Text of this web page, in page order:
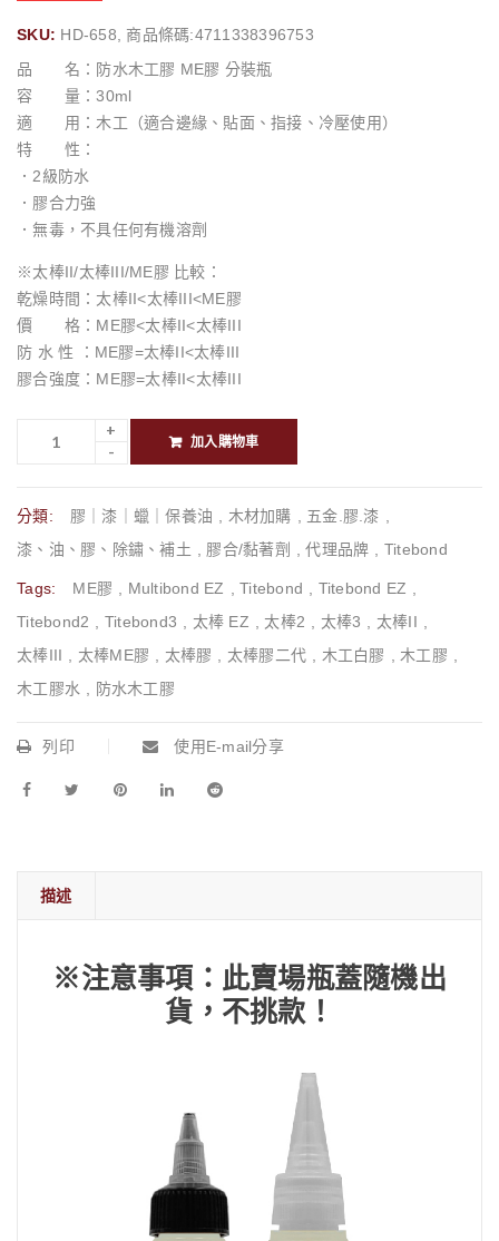
SKU: HD-658, 商品條碼:4711338396753
品 名：防水木工膠 ME膠 分裝瓶
容 量：30ml
適 用：木工（適合邊緣、貼面、指接、冷壓使用）
特 性：
．2級防水
．膠合力強
．無毒，不具任何有機溶劑
※太棒II/太棒III/ME膠 比較：
乾燥時間：太棒II<太棒III<ME膠
價 格：ME膠<太棒II<太棒III
防 水 性 ：ME膠=太棒II<太棒III
膠合強度：ME膠=太棒II<太棒III
加入購物車
分類: 膠｜漆｜蠟｜保養油 木材加購 五金.膠.漆
漆、油、膠、除鏽、補土
膠合/黏著劑 ,代理品牌 Titebond
Tags: ME膠 Multibond EZ Titebond Titebond EZ
Titebond2
Titebond3 太棒 EZ 太棒2 太棒3 太棒II
太棒III
太棒ME膠 太棒膠 太棒膠二代 木工白膠 木工膠
木工膠水
防水木工膠
列印 使用E-mail分享
描述
※注意事項：此賣場瓶蓋隨機出
貨，不挑款！